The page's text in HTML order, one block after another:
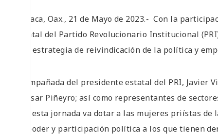
Oaxaca, Oax., 21 de Mayo de 2023.- Con la
Estatal del Partido Revolucionario Institucional
una estrategia de reivindicación de la política y
Acompañada del presidente estatal del PRI,
Nassar Piñeyro; así como representantes de
que esta jornada va dotar a las mujeres priístas
de poder y participación política a los que tienen